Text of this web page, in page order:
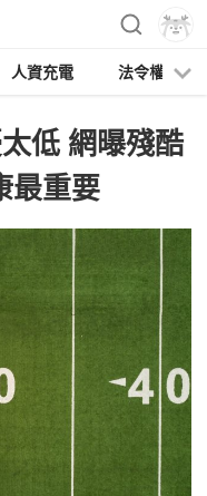
人資充電 法令權益
低 網曝殘酷
最重要